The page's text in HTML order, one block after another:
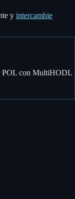
y intercambie
POL con MultiHODL